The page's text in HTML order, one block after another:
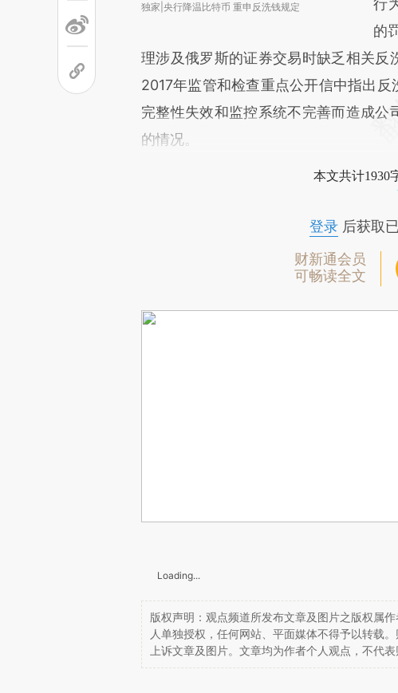
独家|央行降温比特币 重申反洗钱规定
行
的
理涉及俄罗斯的证券交易时缺乏相关
2017年监管和检查重点公开信中指出
完整性失效和监控系统不完善而造成
的情况。
本文共计1930
登录后获取
财新通会员
可畅读全文
Loading...
版权声明：观点频道所发布文章及图片之版权属
人单独授权，任何网站、平面媒体不得予以转载
上诉文章及图片。文章均为作者个人观点，不代表